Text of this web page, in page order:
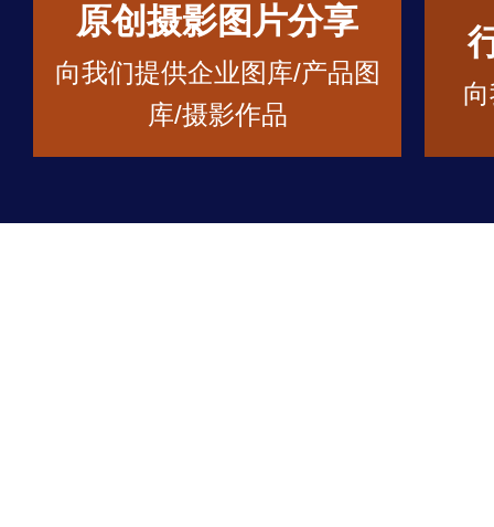
原创摄影图片分享
向我们提供企业图库/产品图
库/摄影作品